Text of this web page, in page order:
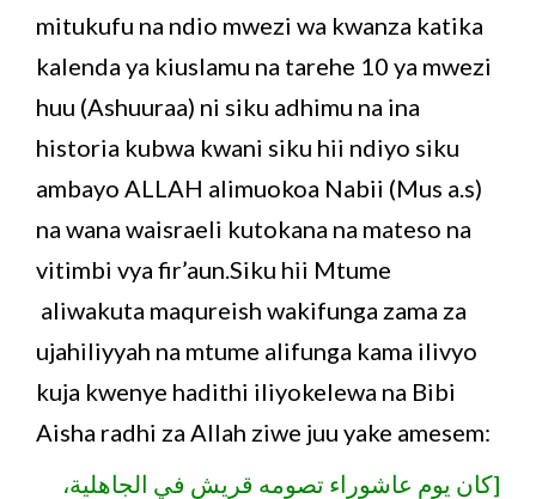
mitukufu na ndio mwezi wa kwanza katika
kalenda ya kiuslamu na tarehe 10 ya mwezi
huu (Ashuuraa) ni siku adhimu na ina
historia kubwa kwani siku hii ndiyo siku
ambayo ALLAH alimuokoa Nabii (Mus a.s)
na wana waisraeli kutokana na mateso na
vitimbi vya fir’aun.Siku hii Mtume
aliwakuta maqureish wakifunga zama za
ujahiliyyah na mtume alifunga kama ilivyo
kuja kwenye hadithi iliyokelewa na Bibi
Aisha radhi za Allah ziwe juu yake amesem:
[كان يوم عاشوراء تصومه قريش في الجاهلية،